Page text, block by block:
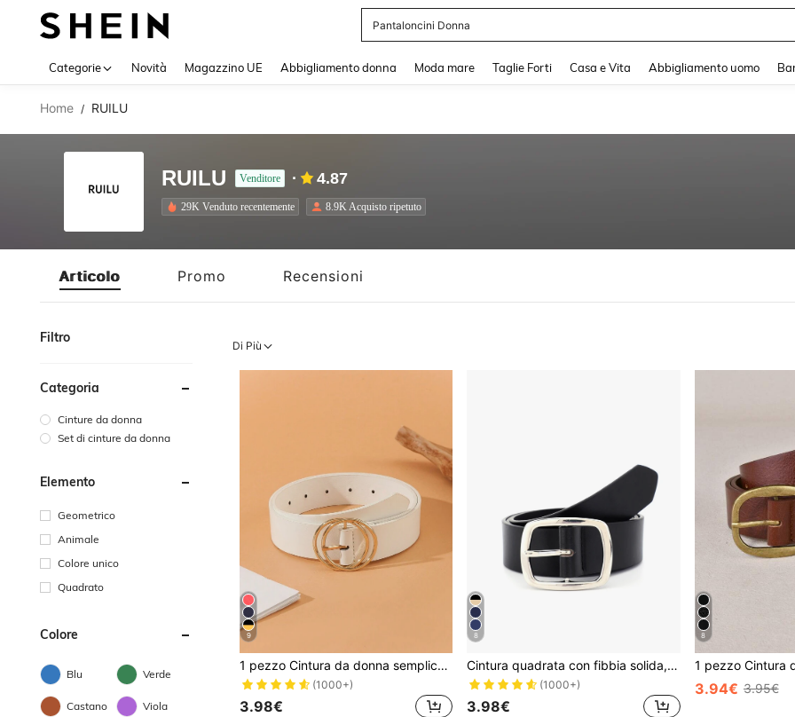
Squishy
Categorie Novità Magazzino UE Abbigliamento donna Moda mare Taglie Forti Casa e Vita Abbigliamento uomo
Home / RUILU
RUILU Venditore 4.87
29K Venduto recentemente 8.9K Acquisto ripetuto
Articolo Promo Recensioni
Filtro
Categoria
Cinture da donna
Set di cinture da donna
Elemento
Geometrico
Animale
Colore unico
Quadrato
Colore
Blu Verde
Castano Viola
Di Più
9
1 pezzo Cintura da donna semplice, alla moda e versatile, adatta per estate, scuola, autunno, Ognissanti
(1000+)
3.98€
8
Cintura quadrata con fibbia solida, adatta per estate, scuola, autunno, Ognissanti
(1000+)
3.98€
8
3.94€ 3.95€